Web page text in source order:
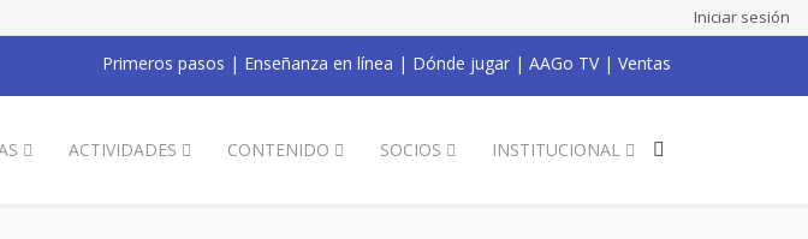
Iniciar sesión
Primeros pasos | Enseñanza en línea | Dónde jugar | AAGo TV| Ventas
ACTIVIDADES CONTENIDO SOCIOS INSTITUCIONAL